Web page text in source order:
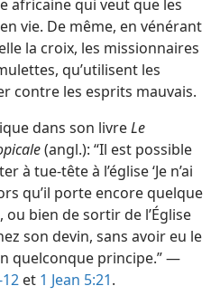
africaine qui veut que les
vie. De même, en vénérant
la croix, les missionnaires
qu’utilisent les
contre les esprits mauvais.
dans son livreLe
(angl.): “Il est possible
à tue-tête à l’église ‘Je n’ai
qu’il porte encore quelque
bien de sortir de l’Église
son devin, sans avoir eu le
quelconque principe.” —
et 1 Jean 5:21.